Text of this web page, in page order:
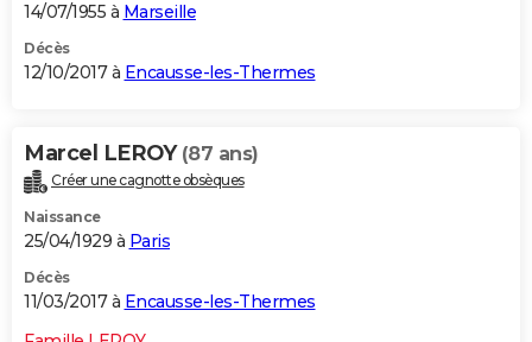
14/07/1955 à Marseille
Décès
12/10/2017 à Encausse-les-Thermes
Marcel LEROY (87 ans)
Créer une cagnotte obsèques
Naissance
25/04/1929 à Paris
Décès
11/03/2017 à Encausse-les-Thermes